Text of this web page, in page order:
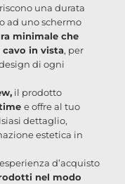
una durata
ad uno schermo
minimale che
cavo in vista, per
di ogni
il prodotto
e offre al tuo
dettaglio,
estetica in
d’acquisto
nel modo